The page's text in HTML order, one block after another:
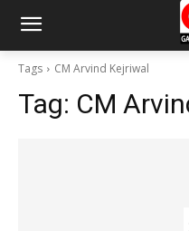
Tags CM Arvind Kejriwal
Tag: CM